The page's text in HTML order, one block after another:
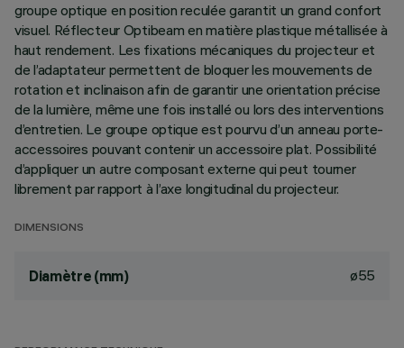
groupe optique en position reculée garantit un grand confort
visuel. Réflecteur Optibeam en matière plastique métallisée à
haut rendement. Les fixations mécaniques du projecteur et
de l’adaptateur permettent de bloquer les mouvements de
rotation et inclinaison afin de garantir une orientation précise
de la lumière, même une fois installé ou lors des interventions
d’entretien. Le groupe optique est pourvu d’un anneau porte-
accessoires pouvant contenir un accessoire plat. Possibilité
d’appliquer un autre composant externe qui peut tourner
librement par rapport à l’axe longitudinal du projecteur.
DIMENSIONS
Diamètre (mm) ø55